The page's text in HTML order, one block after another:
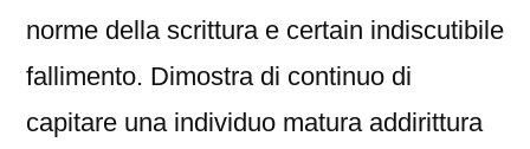
norme della scrittura e certain indiscutibile
fallimento. Dimostra di continuo di
capitare una individuo matura addirittura